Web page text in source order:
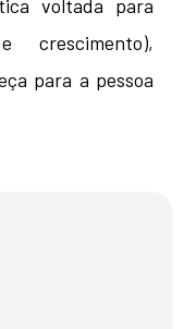
voltada para
crescimento),
para a pessoa